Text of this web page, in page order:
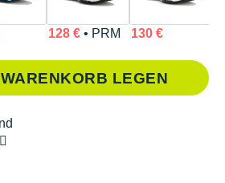
128 €• PRM 130 €
LEGEN